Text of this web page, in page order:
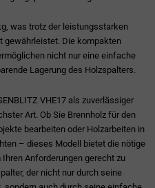
was trotz der leistungsstarken
gewährleistet. Die kompakten
nicht nur eine einfache
Lagerung des Holzspalters.
VHE17 als zuverlässiger
Art. Ob Sie Brennholz für den
bearbeiten oder Holzarbeiten in
– dieses Modell bietet die nötige
Anforderungen gerecht zu
der nicht nur durch seine